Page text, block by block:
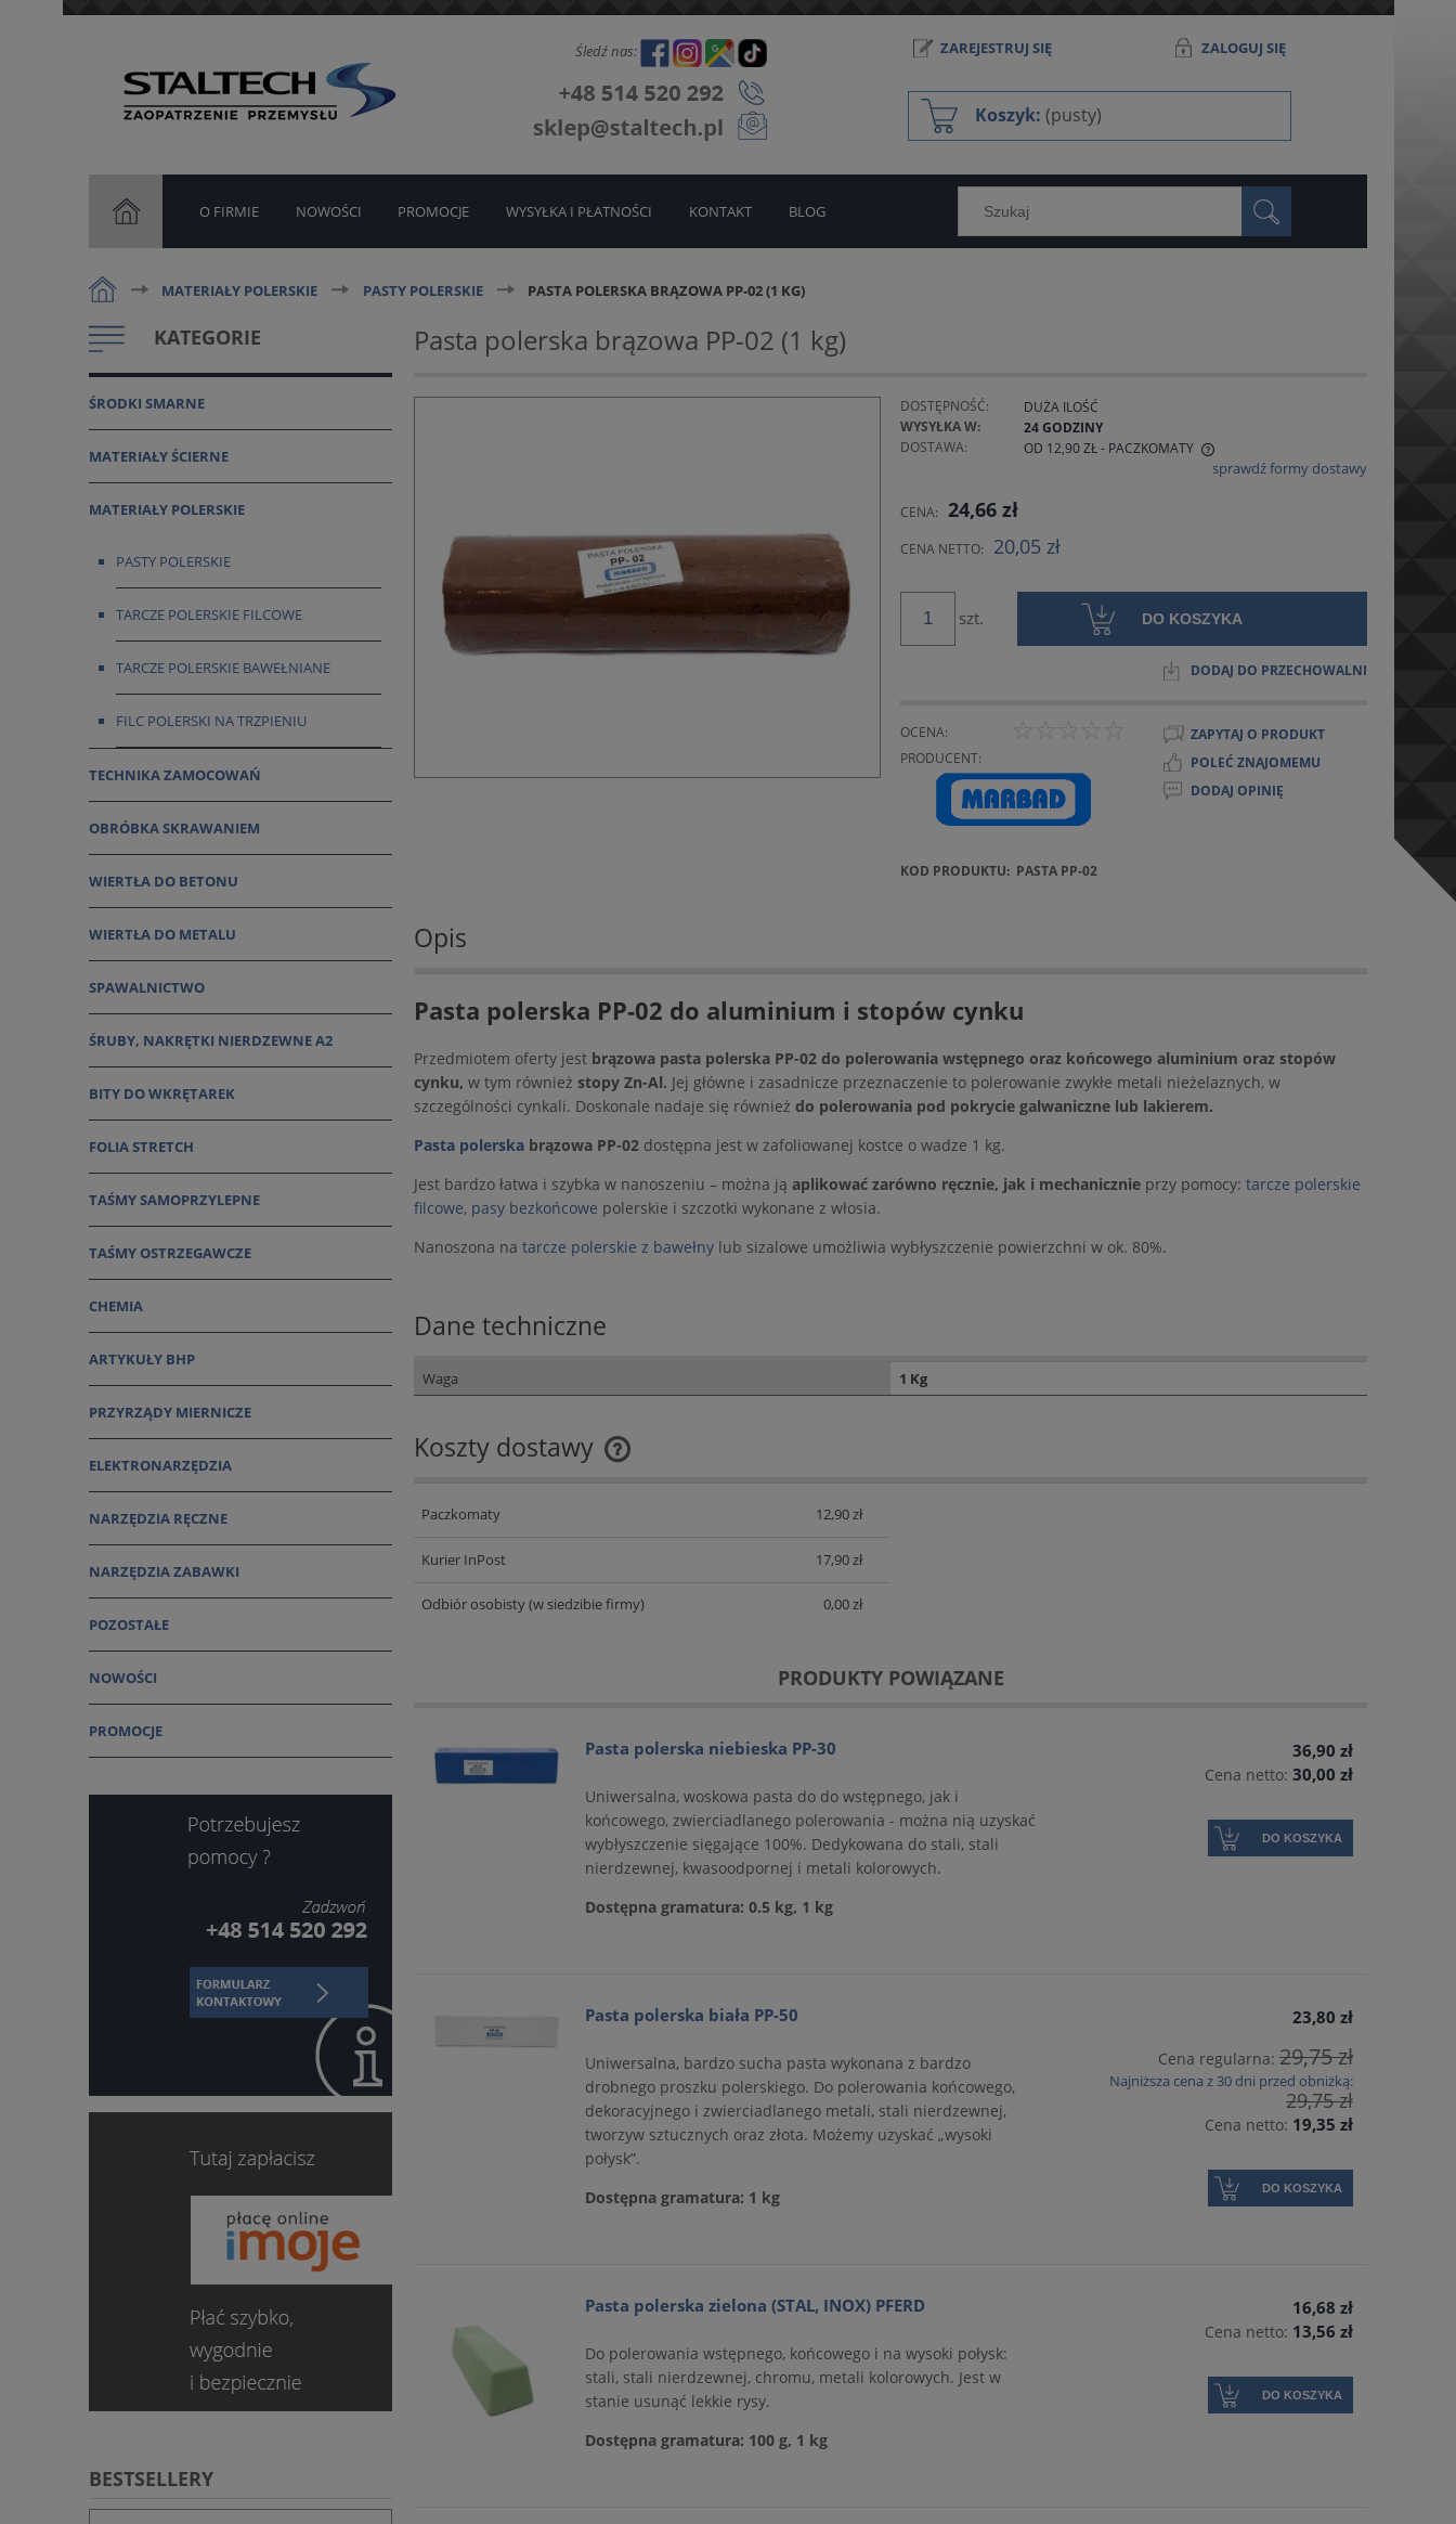
ZAREJESTRUJ SIĘ ZALOGUJ SIĘ
Koszyk: (pusty)
Śledź nas:
O FIRMIE NOWOŚCI PROMOCJE WYSYŁKA I PŁATNOŚCI KONTAKT BLOG
MATERIAŁY POLERSKIE PASTY POLERSKIE PASTA POLERSKA BRĄZOWA PP-02 (1 KG)
KATEGORIE
ŚRODKI SMARNE
MATERIAŁY ŚCIERNE
MATERIAŁY POLERSKIE
PASTY POLERSKIE
TARCZE POLERSKIE FILCOWE
TARCZE POLERSKIE BAWEŁNIANE
FILC POLERSKI NA TRZPIENIU
TECHNIKA ZAMOCOWAŃ
OBRÓBKA SKRAWANIEM
WIERTŁA DO BETONU
WIERTŁA DO METALU
SPAWALNICTWO
ŚRUBY, NAKRĘTKI NIERDZEWNE A2
BITY DO WKRĘTAREK
FOLIA STRETCH
TAŚMY SAMOPRZYLEPNE
TAŚMY OSTRZEGAWCZE
CHEMIA
ARTYKUŁY BHP
PRZYRZĄDY MIERNICZE
ELEKTRONARZĘDZIA
NARZĘDZIA RĘCZNE
NARZĘDZIA ZABAWKI
POZOSTAŁE
NOWOŚCI
PROMOCJE
BESTSELLERY
Pasta polerska brązowa PP-02 (1 kg)
DOSTĘPNOŚĆ:
DUŻA ILOŚĆ
WYSYŁKA W:
24 GODZINY
DOSTAWA:
OD 12,90 ZŁ- PACZKOMATY
KOSZTÓW PŁATNOŚCI
sprawdź formy dostawy
CENA: 24,66 zł
CENA NETTO: 20,05 zł
szt. DO KOSZYKA
DODAJ DO PRZECHOWALNI
OCENA:
PRODUCENT:
KOD PRODUKTU: PASTA PP-02
ZAPYTAJ O PRODUKT
POLEĆ ZNAJOMEMU
DODAJ OPINIĘ
Opis
Pasta polerska PP-02 do aluminium i stopów cynku
Przedmiotem oferty jest brązowa pasta polerska PP-02 do polerowania wstępnego oraz końcowego aluminium oraz stopów
cynku, w tym również stopy Zn-Al. Jej główne i zasadnicze przeznaczenie to polerowanie zwykłe metali nieżelaznych, w
szczególności cynkali. Doskonale nadaje się również do polerowania pod pokrycie galwaniczne lub lakierem.
Pasta polerska brązowa PP-02 dostępna jest w zafoliowanej kostce o wadze 1 kg.
Jest bardzo łatwa i szybka w nanoszeniu – można ją aplikować zarówno ręcznie, jak i mechanicznie przy pomocy: tarcze polerskie
filcowe, pasy bezkońcowe polerskie i szczotki wykonane z włosia.
Nanoszona na tarcze polerskie z bawełny lub sizalowe umożliwia wybłyszczenie powierzchni w ok. 80%.
Dane techniczne
Waga 1 Kg
Koszty dostawy
Paczkomaty 12,90 zł
Kurier InPost 17,90 zł
Odbiór osobisty(w siedzibie firmy) 0,00 zł
PRODUKTY POWIĄZANE
Pasta polerska niebieska PP-30
Uniwersalna, woskowa pasta do do wstępnego, jak i
końcowego, zwierciadlanego polerowania - można nią uzyskać
wybłyszczenie sięgające 100%. Dedykowana do stali, stali
nierdzewnej, kwasoodpornej i metali kolorowych.
Dostępna gramatura: 0.5 kg, 1 kg
36,90 zł
Cena netto: 30,00 zł
DO KOSZYKA
Pasta polerska biała PP-50
Uniwersalna, bardzo sucha pasta wykonana z bardzo
drobnego proszku polerskiego. Do polerowania końcowego,
dekoracyjnego i zwierciadlanego metali, stali nierdzewnej,
tworzyw sztucznych oraz złota. Możemy uzyskać „wysoki
połysk”.
Dostępna gramatura: 1 kg
23,80 zł
Cena regularna: 29,75 zł
Najniższa cena z 30 dni przed obniżką:
29,75 zł
Cena netto: 19,35 zł
DO KOSZYKA
Pasta polerska zielona (STAL, INOX) PFERD
Do polerowania wstępnego, końcowego i na wysoki połysk:
stali, stali nierdzewnej, chromu, metali kolorowych. Jest w
stanie usunąć lekkie rysy.
Dostępna gramatura: 100 g, 1 kg
16,68 zł
Cena netto: 13,56 zł
DO KOSZYKA